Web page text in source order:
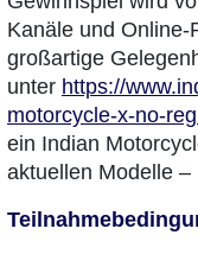
Kanäle und
großartige
unter https://
motorcycle-x-no-
ein Indian
aktuellen Modelle